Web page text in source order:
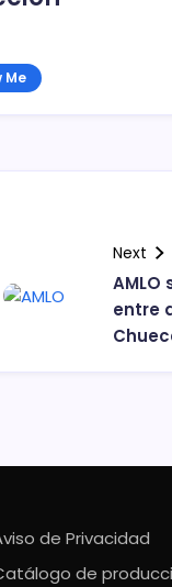
Me
Next
entre
de Privacidad
de